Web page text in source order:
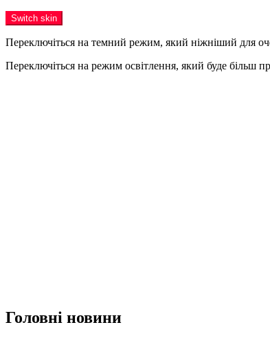
Switch skin
Переключіться на темний режим, який ніжніший для
Переключіться на режим освітлення, який буде більш
Головні новини